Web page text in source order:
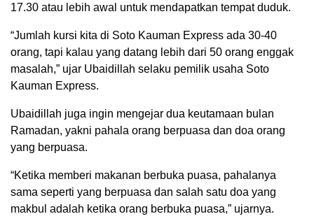
17.30 atau lebih awal untuk mendapatkan tempat duduk.
“Jumlah kursi kita di Soto Kauman Express ada 30-40
orang, tapi kalau yang datang lebih dari 50 orang enggak
masalah,” ujar Ubaidillah selaku pemilik usaha Soto
Kauman Express.
Ubaidillah juga ingin mengejar dua keutamaan bulan
Ramadan, yakni pahala orang berpuasa dan doa orang
yang berpuasa.
“Ketika memberi makanan berbuka puasa, pahalanya
sama seperti yang berpuasa dan salah satu doa yang
makbul adalah ketika orang berbuka puasa,” ujarnya.